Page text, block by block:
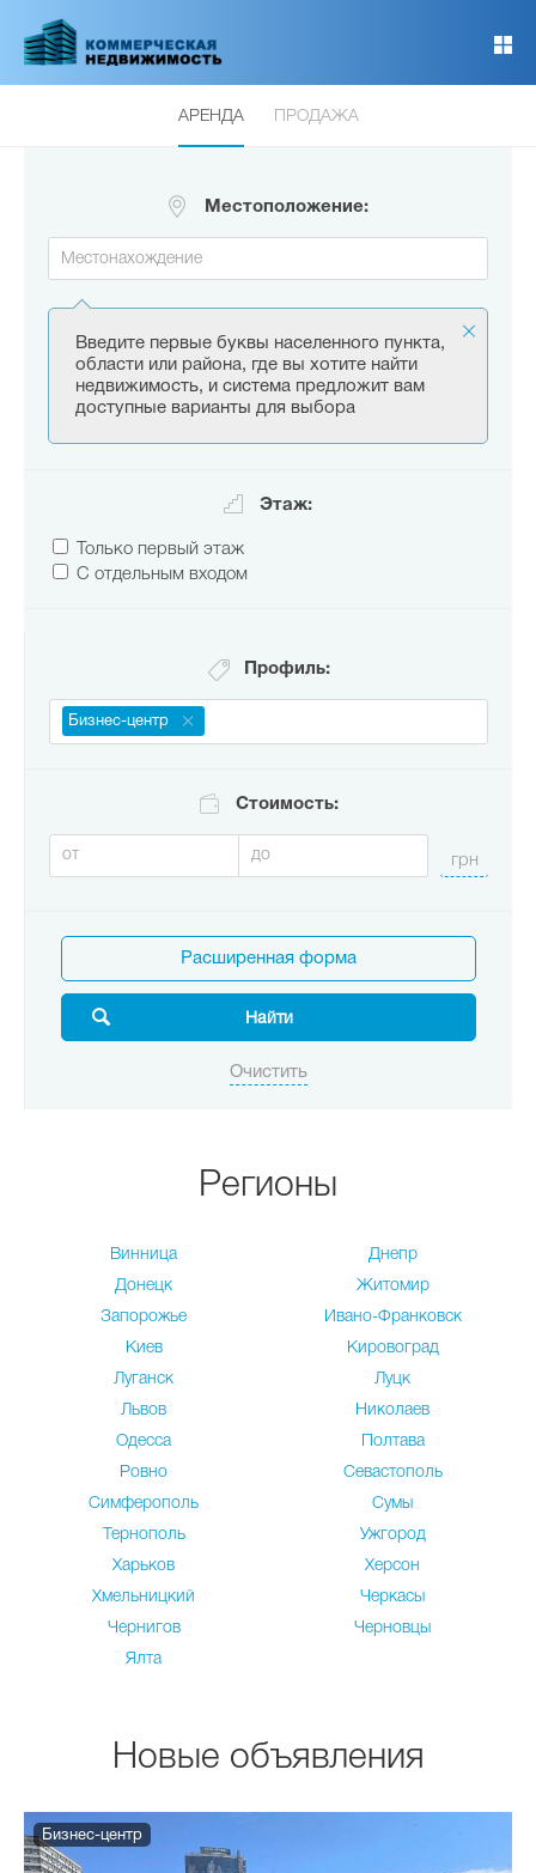
основному
АРЕНДА ПРОДАЖА
Местоположение:
Введите первые буквы населенного пункта,
области или района, где вы хотите найти
недвижимость, и система предложит вам
доступные варианты для выбора
Этаж:
Только первый этаж
С отдельным входом
Профиль:
Бизнес-центр
Стоимость:
Расширенная форма
Регионы
Винница
Днепр
Донецк
Житомир
Запорожье
Ивано-Франковск
Киев
Кировоград
Луганск
Луцк
Львов
Николаев
Одесса
Полтава
Ровно
Севастополь
Симферополь
Сумы
Тернополь
Ужгород
Харьков
Херсон
Хмельницкий
Черкасы
Чернигов
Черновцы
Ялта
Новые объявления
Бизнес-центр